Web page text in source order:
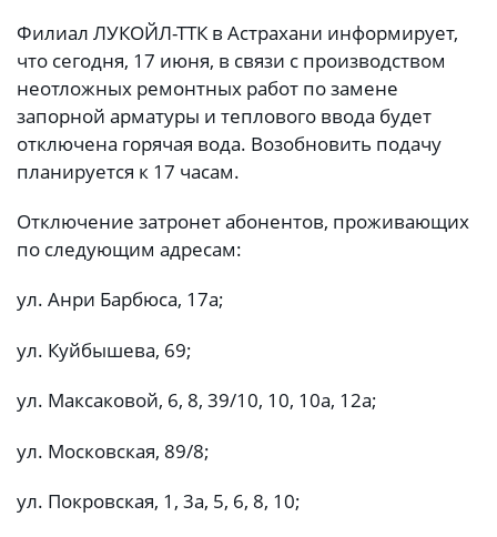
Филиал ЛУКОЙЛ-ТТК в Астрахани информирует,
что сегодня, 17 июня, в связи с производством
неотложных ремонтных работ по замене
запорной арматуры и теплового ввода будет
отключена горячая вода. Возобновить подачу
планируется к 17 часам.
Отключение затронет абонентов, проживающих
по следующим адресам:
ул. Анри Барбюса, 17а;
ул. Куйбышева, 69;
ул. Максаковой, 6, 8, 39/10, 10, 10а, 12а;
ул. Московская, 89/8;
ул. Покровская, 1, 3а, 5, 6, 8, 10;